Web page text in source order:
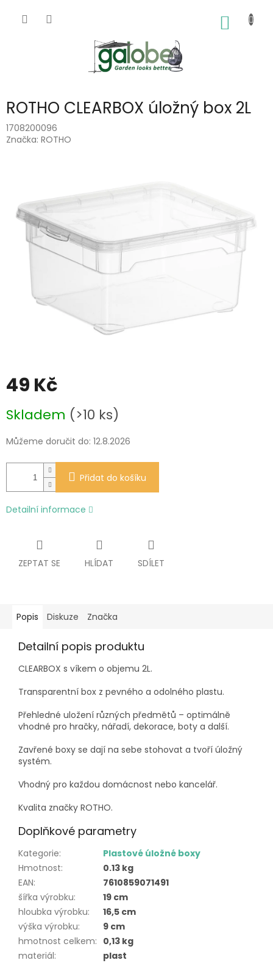
ROTHO CLEARBOX úložný box 2L
1708200096
Značka: ROTHO
49 Kč
cena:
Skladem (>10 ks)
Můžeme doručit do: 12.8.2026
Přidat do košíku
Detailní informace
ZEPTAT SE HLÍDAT SDÍLET
Popis Diskuze Značka
Detailní popis produktu
CLEARBOX s víkem o objemu 2L.
Transparentní box z pevného a odolného plastu.
Přehledné uložení různých předmětů – optimálně
vhodné pro hračky, nářadí, dekorace, boty a další.
Zavřené boxy se dají na sebe stohovat a tvoří úložný
systém.
Vhodný pro každou domácnost nebo kancelář.
Kvalita značky ROTHO.
Doplňkové parametry
Kategorie:
Plastové úložné boxy
Hmotnost:
0.13 kg
EAN:
7610859071491
šířka výrobku:
19 cm
hloubka výrobku:
16,5 cm
výška výrobku:
9 cm
hmotnost celkem: 0,13 kg
materiál:
plast